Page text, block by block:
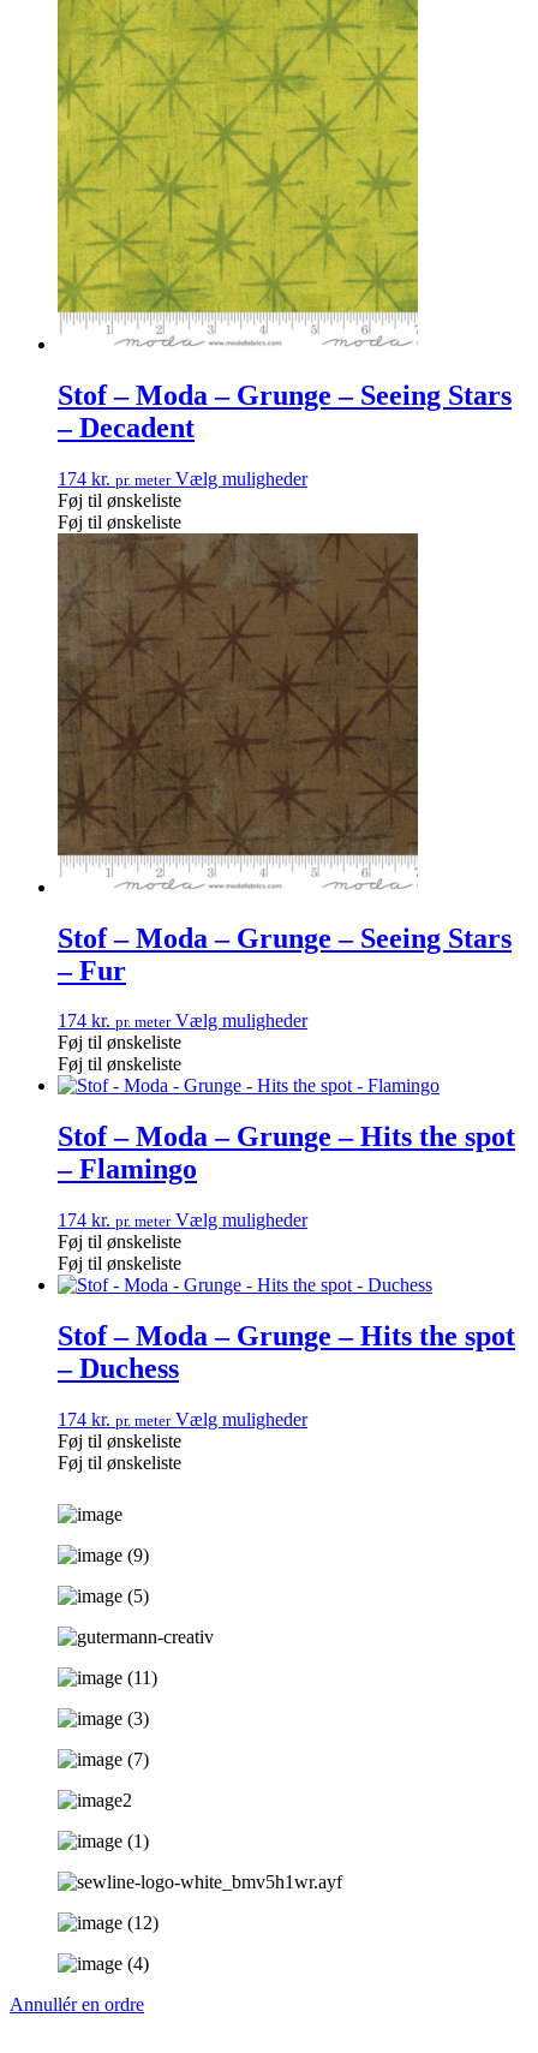
Stof – Moda – Grunge – Seeing Stars
– Decadent
174 kr. pr. meter Vælg muligheder
Føj til ønskeliste
Føj til ønskeliste
Stof – Moda – Grunge – Seeing Stars
– Fur
174 kr. pr. meter Vælg muligheder
Føj til ønskeliste
Føj til ønskeliste
Stof – Moda – Grunge – Hits the spot
– Flamingo
174 kr. pr. meter Vælg muligheder
Føj til ønskeliste
Føj til ønskeliste
Stof – Moda – Grunge – Hits the spot
– Duchess
174 kr. pr. meter Vælg muligheder
Føj til ønskeliste
Føj til ønskeliste
Annullér en ordre